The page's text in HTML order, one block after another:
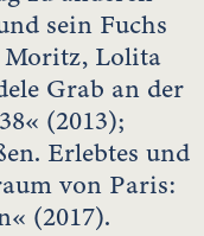
sein Fuchs
Moritz, Lolita
Grab an der
(2013);
Erlebtes und
von Paris:
(2017).